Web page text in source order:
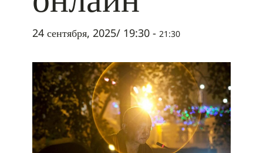
24 сентября, 2025/ 19:30 - 21:30